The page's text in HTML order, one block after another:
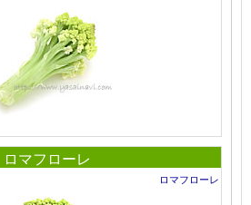
ロマフローレ
ロマフローレ